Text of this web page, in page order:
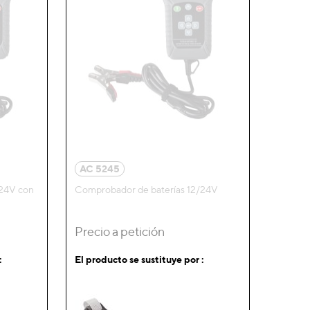
con
AC 5245
Comprobador de baterías 12/24V
Precio a petición
El producto se sustituye por :